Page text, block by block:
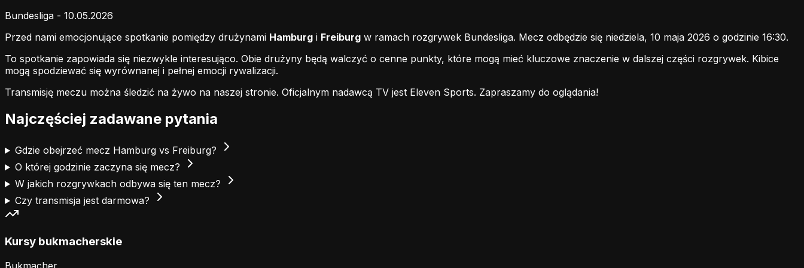
Bundesliga - 10.05.2026
Przed nami emocjonujące spotkanie pomiędzy drużynami Hamburg i Freiburg w ramach rozgrywek Bundesliga. Mecz odbędzie się niedziela, 10 maja 2026 o godzinie 16:30.
To spotkanie zapowiada się niezwykle interesująco. Obie drużyny będą walczyć o cenne punkty, które mogą mieć kluczowe znaczenie w dalszej części rozgrywek. Kibice
mogą spodziewać się wyrównanej i pełnej emocji rywalizacji.
Transmisję meczu można śledzić na żywo na naszej stronie. Oficjalnym nadawcą TV jest Eleven Sports. Zapraszamy do oglądania!
Najczęściej zadawane pytania
Gdzie obejrzeć mecz Hamburg vs Freiburg?
O której godzinie zaczyna się mecz?
W jakich rozgrywkach odbywa się ten mecz?
Czy transmisja jest darmowa?
Kursy bukmacherskie
Bukmacher